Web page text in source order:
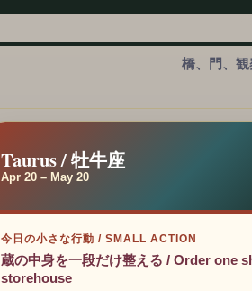
橋、門、
Taurus / 牡牛座
Apr 20 – May 20
今日の小さな行動 / SMALL ACTION
蔵の中身を一段だけ整える / Order one
storehouse